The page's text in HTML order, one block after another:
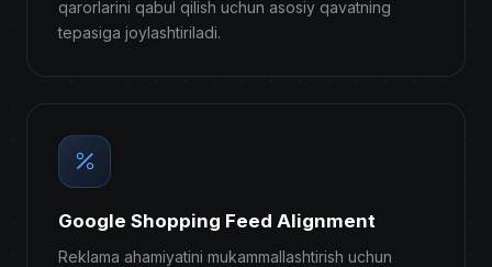
qarorlarini qabul qilish uchun asosiy qavatning
tepasiga joylashtiriladi.
Google Shopping Feed Alignment
Reklama ahamiyatini mukammallashtirish uchun